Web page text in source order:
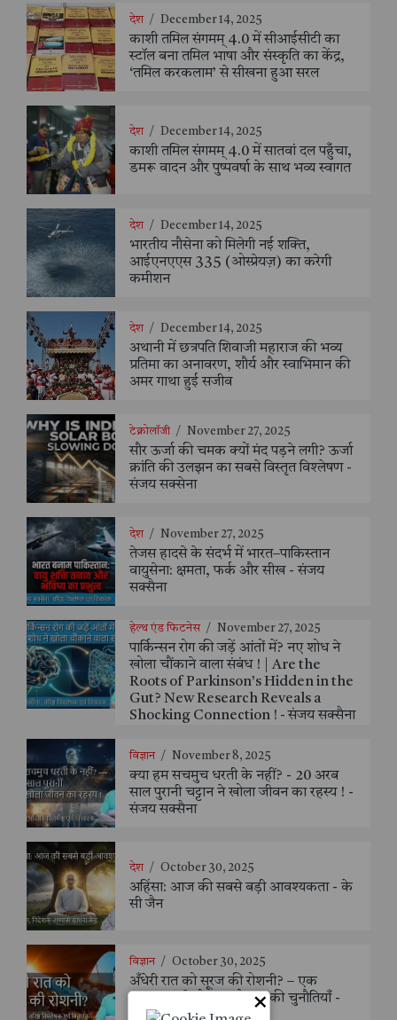
देश / December 14, 2025
काशी तमिल संगमम् 4.0 में सीआईसीटी का
स्टॉल बना तमिल भाषा और संस्कृति का केंद्र,
‘तमिल करकलाम’ से सीखना हुआ सरल
देश / December 14, 2025
काशी तमिल संगमम् 4.0 में सातवां दल पहुँचा,
डमरू वादन और पुष्पवर्षा के साथ भव्य स्वागत
देश / December 14, 2025
भारतीय नौसेना को मिलेगी नई शक्ति,
आईएनएएस 335 (ओस्प्रेयज़) का करेगी
कमीशन
देश / December 14, 2025
अथानी में छत्रपति शिवाजी महाराज की भव्य
प्रतिमा का अनावरण, शौर्य और स्वाभिमान की
अमर गाथा हुई सजीव
टेक्नोलॉजी / November 27, 2025
सौर ऊर्जा की चमक क्यों मंद पड़ने लगी? ऊर्जा
क्रांति की उलझन का सबसे विस्तृत विश्लेषण -
संजय सक्सेना
देश / November 27, 2025
तेजस हादसे के संदर्भ में भारत–पाकिस्तान
वायुसेना: क्षमता, फर्क और सीख - संजय
सक्सैना
हेल्थ एंड फिटनेस / November 27, 2025
पार्किन्सन रोग की जड़ें आंतों में? नए शोध ने
खोला चौंकाने वाला संबंध ! | Are the
Roots of Parkinson’s Hidden in the
Gut? New Research Reveals a
Shocking Connection ! - संजय सक्सैना
विज्ञान / November 8, 2025
क्या हम सचमुच धरती के नहीं? - 20 अरब
साल पुरानी चट्टान ने खोला जीवन का रहस्य ! -
संजय सक्सैना
देश / October 30, 2025
अहिंसा: आज की सबसे बड़ी आवश्यकता - के
सी जैन
विज्ञान / October 30, 2025
अँधेरी रात को सूरज की रोशनी? – एक
महत्वाकांक्षी योजना और उसकी चुनौतियाँ -
संजय सक्सैना
×